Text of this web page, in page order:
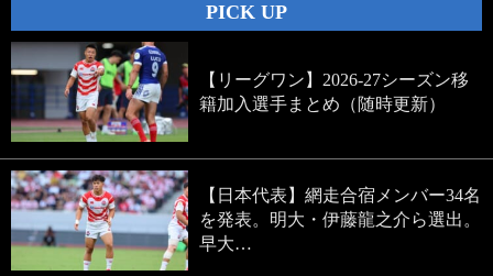
PICK UP
【リーグワン】2026-27シーズン移
籍加入選手まとめ（随時更新）
【日本代表】網走合宿メンバー34名
を発表。明大・伊藤龍之介ら選出。
早大…